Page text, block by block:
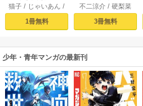
騎士はゲーム知識
で無双する（１）
猫子 / じゃいあん /
武六甲理衣
1冊無料
ロンティア（１）
～クソゲーハン
ター、神ゲーに挑
不二涼介 /硬梨菜
3冊無料
少年・青年マンガの最新刊